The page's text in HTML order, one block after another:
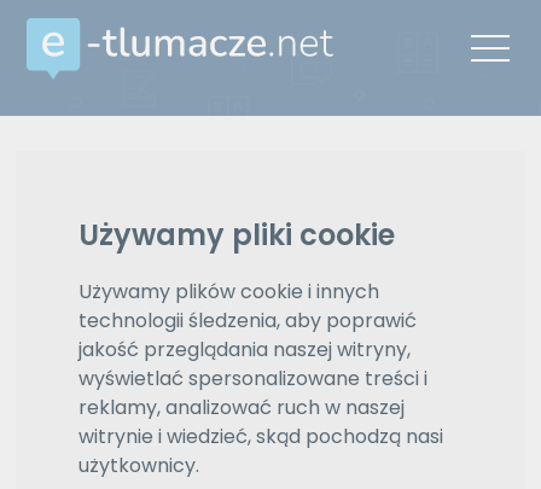
Używamy pliki cookie
Używamy plików cookie i innych
technologii śledzenia, aby poprawić
jakość przeglądania naszej witryny,
wyświetlać spersonalizowane treści i
reklamy, analizować ruch w naszej
witrynie i wiedzieć, skąd pochodzą nasi
użytkownicy.
ZAMÓW REKLAMĘ W TYM MIEJSCU
e-tlumacze.net>Tłumaczenia francuski - hiszpański
symultaniczne
Oferty
e-tlumacze.net
Ustne
symultaniczne, francuski -